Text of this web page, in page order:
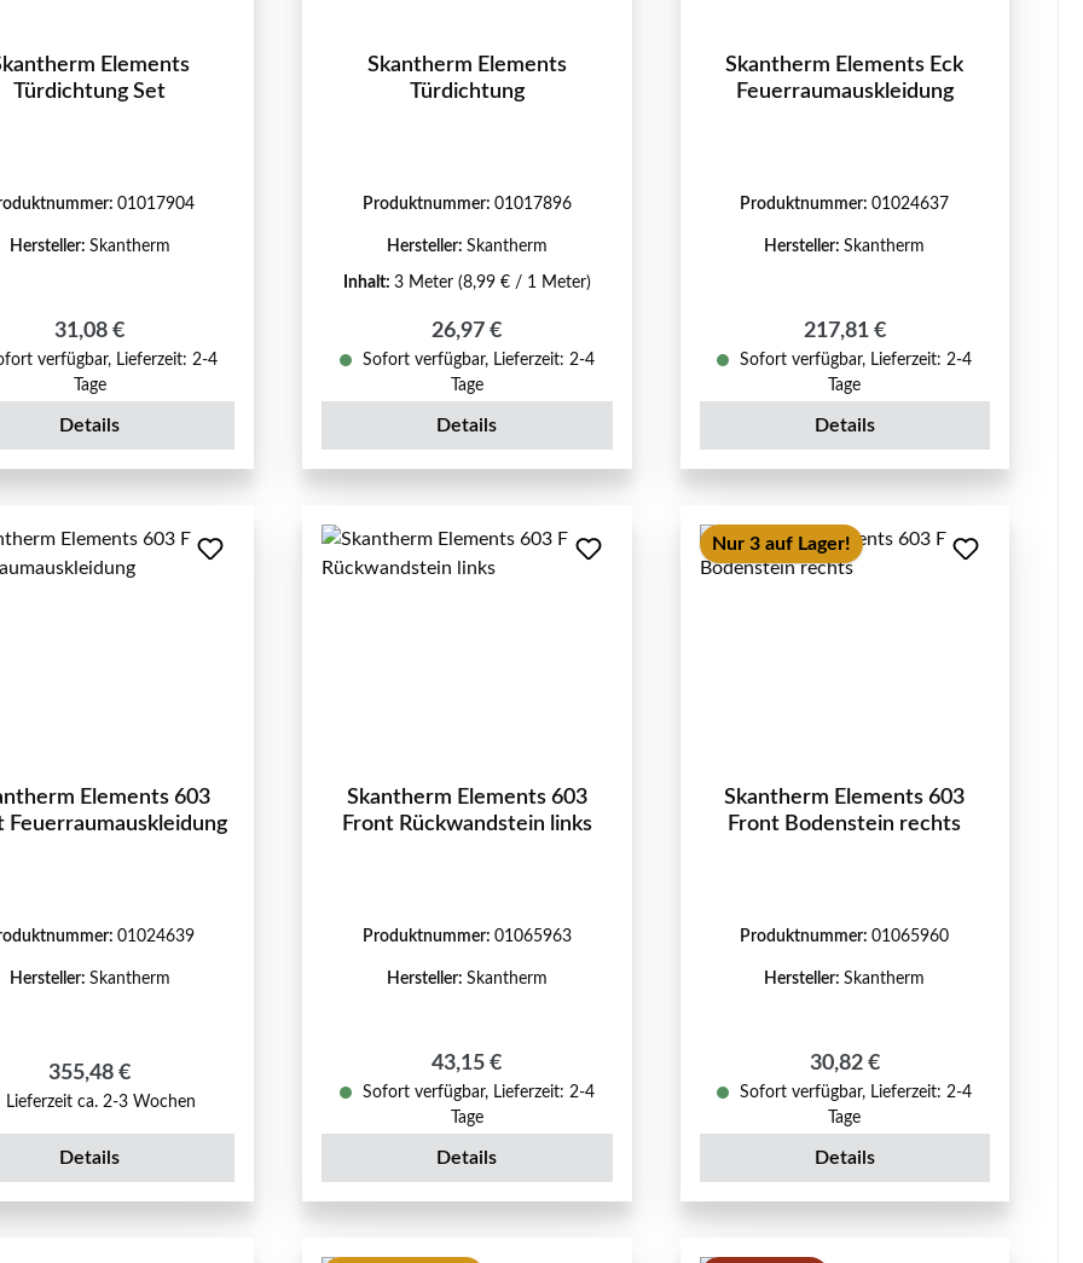
Elements
Türdichtung Set
01017904
Hersteller: Skantherm
Regulärer Preis:
31,08 €
verfügbar, Lieferzeit: 2-4
Tage
Details
Skantherm Elements
Türdichtung
Produktnummer: 01017896
Hersteller: Skantherm
Inhalt: 3 Meter (8,99 € / 1 Meter)
Regulärer Preis:
26,97 €
Sofort verfügbar, Lieferzeit: 2-4
Tage
Details
Skantherm Elements Eck
Feuerraumauskleidung
Produktnummer:01024637
Hersteller:Skantherm
Regulärer Preis:
217,81 €
Sofort verfügbar, Lieferzeit: 2-4
Tage
Details
Elements 603
Feuerraumauskleidung
01024639
Hersteller: Skantherm
Regulärer Preis:
355,48 €
Lieferzeit ca. 2-3 Wochen
Details
Skantherm Elements 603
Front Rückwandstein links
Produktnummer: 01065963
Hersteller: Skantherm
Regulärer Preis:
43,15 €
Sofort verfügbar, Lieferzeit: 2-4
Tage
Details
Nur 3 auf Lager!
Skantherm Elements 603
Front Bodenstein rechts
Produktnummer:01065960
Hersteller:Skantherm
Regulärer Preis:
30,82 €
Sofort verfügbar, Lieferzeit: 2-4
Tage
Details